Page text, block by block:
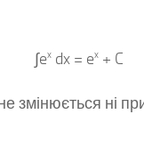
∫ex dx = ex + C
змінюється ні